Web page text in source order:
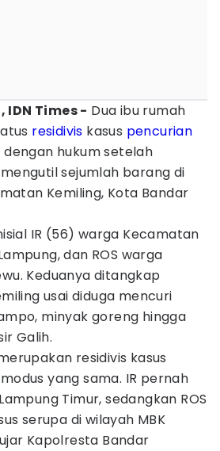
, IDN Times - Dua ibu rumah
residivis kasus pencurian
hukum setelah
sejumlah barang di
Kemiling, Kota Bandar
IR (56) warga Kecamatan
dan ROS warga
Keduanya ditangkap
usai diduga mencuri
minyak goreng hingga
Galih.
residivis kasus
yang sama. IR pernah
Timur, sedangkan ROS
serupa di wilayah MBK
Kapolresta Bandar